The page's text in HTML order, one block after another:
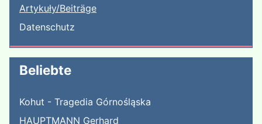
Artykuły/Beiträge
Datenschutz
Beliebte
Kohut - Tragedia Górnośląska
HAUPTMANN Gerhard